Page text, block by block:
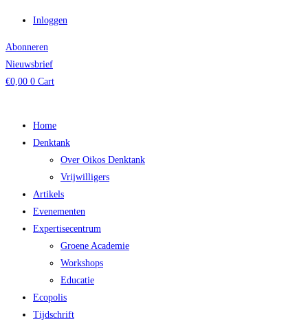
Inloggen
Abonneren
Nieuwsbrief
€0,00 0 Cart
Main
Menu
Home
Denktank
Over Oikos Denktank
Vrijwilligers
Artikels
Evenementen
Expertisecentrum
Groene Academie
Workshops
Educatie
Ecopolis
Tijdschrift